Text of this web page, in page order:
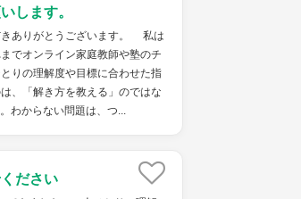
します。
ありがとうございます。 私は
でオンライン家庭教師や塾のチ
りの理解度や目標に合わせた指
、「解き方を教える」のではな
わからない問題は、つ...
ださい